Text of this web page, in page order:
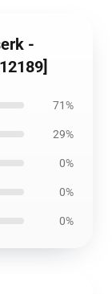
-
71%
29%
0%
0%
0%